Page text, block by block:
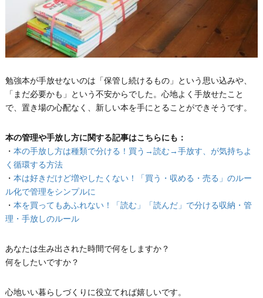
勉強本が手放せないのは「保管し続けるもの」という思い込みや、
「まだ必要かも」という不安からでした。心地よく手放せたこと
で、置き場の心配なく、新しい本を手にとることができそうです。
本の管理や手放し方に関する記事はこちらにも：
・ 本の手放し方は種類で分ける！買う→読む→手放す、が気持ちよ
く循環する方法
・ 本は好きだけど増やしたくない！「買う・収める・売る」のルー
ル化で管理をシンプルに
・ 本を買ってもあふれない！「読む」「読んだ」で分ける収納・管
理・手放しのルール
あなたは生み出された時間で何をしますか？
何をしたいですか？
心地いい暮らしづくりに役立てれば嬉しいです。